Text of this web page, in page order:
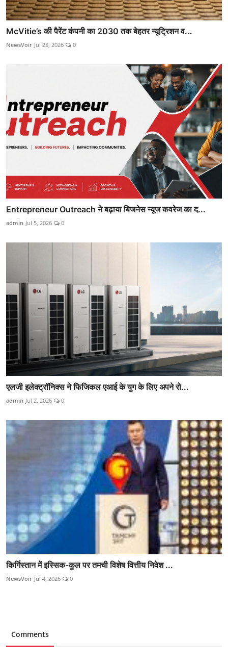
McVitie’s की पैरेंट कंपनी का 2030 तक बेहतर न्यूट्रिशन व...
NewsVoir Jul 28, 2026 0
Entrepreneur Outreach ने बढ़ाया बिजनेस न्यूज कवरेज का द...
admin Jul 5, 2026 0
एलजी इलेक्ट्रॉनिक्स ने फिजिकल एआई के युग के लिए अपने रो...
admin Jul 2, 2026 0
किर्गिस्तान में इस्सिक-कुल पर तमची विशेष वित्तीय निवेश ...
NewsVoir Jul 4, 2026 0
Comments